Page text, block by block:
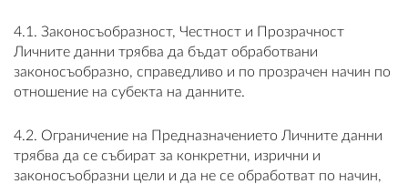
4.1. Законосъобразност, Честност и Прозрачност
Личните данни трябва да бъдат обработвани
законосъобразно, справедливо и по прозрачен начин по
отношение на субекта на данните.
4.2. Ограничение на Предназначението Личните данни
трябва да се събират за конкретни, изрични и
законосъобразни цели и да не се обработват по начин,